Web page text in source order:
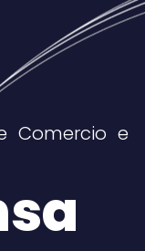
Comercio e